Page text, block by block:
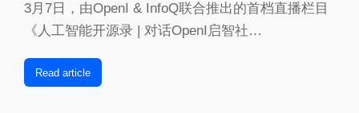
3月7日，由OpenI & InfoQ联合推出的首档直播栏目
《人工智能开源录 | 对话OpenI启智社…
Read article